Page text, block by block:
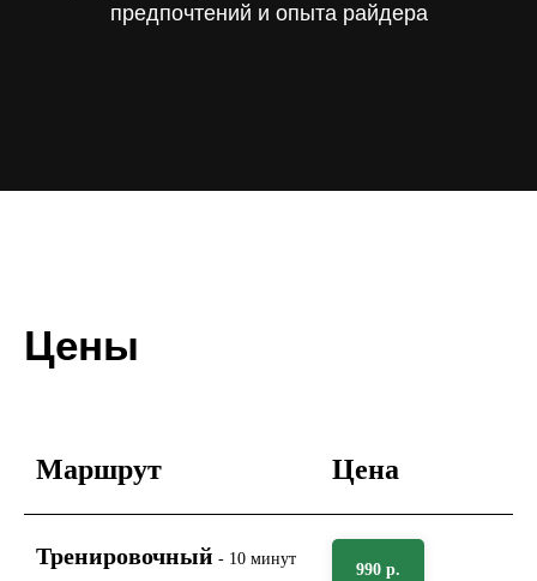
предпочтений и опыта райдера
Цены
Маршрут Цена
Тренировочный - 10 минут
990 р.